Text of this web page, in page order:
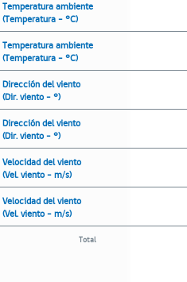
Temperatura ambiente
(Temperatura - °C)
Temperatura ambiente
(Temperatura - °C)
Dirección del viento
(Dir. viento - °)
Dirección del viento
(Dir. viento - °)
Velocidad del viento
(Vel. viento - m/s)
Velocidad del viento
(Vel. viento - m/s)
Total